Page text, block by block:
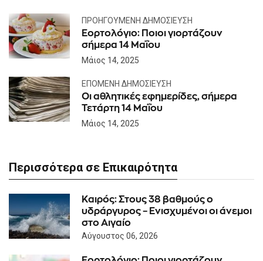
ΠΡΟΗΓΟΎΜΕΝΗ ΔΗΜΟΣΊΕΥΣΗ
Εορτολόγιο: Ποιοι γιορτάζουν
σήμερα 14 Μαΐου
Μάιος 14, 2025
ΕΠΌΜΕΝΗ ΔΗΜΟΣΊΕΥΣΗ
Oι αθλητικές εφημερίδες, σήμερα
Τετάρτη 14 Μαΐου
Μάιος 14, 2025
Περισσότερα σε Επικαιρότητα
Καιρός: Στους 38 βαθμούς ο
υδράργυρος – Ενισχυμένοι οι άνεμοι
στο Αιγαίο
Αύγουστος 06, 2026